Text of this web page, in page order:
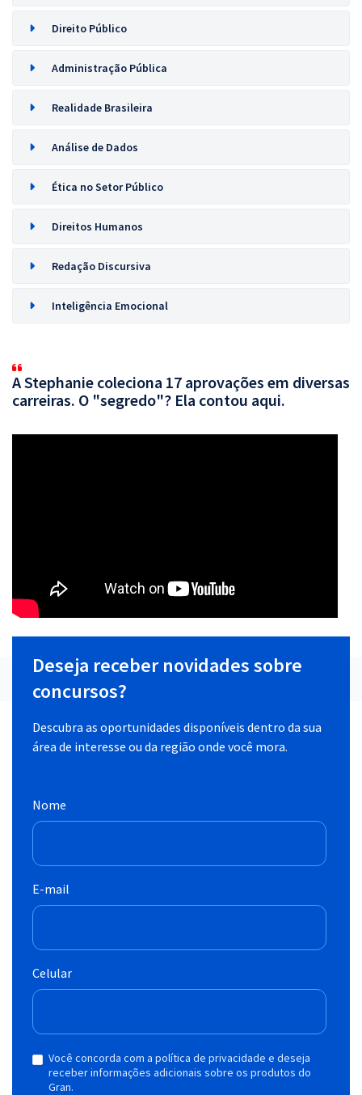
Direito Público
Administração Pública
Realidade Brasileira
Análise de Dados
Ética no Setor Público
Direitos Humanos
Redação Discursiva
Inteligência Emocional
A Stephanie coleciona 17 aprovações em diversas
carreiras. O "segredo"? Ela contou aqui.
Deseja receber novidades sobre
concursos?
Descubra as oportunidades disponíveis dentro da sua
área de interesse ou da região onde você mora.
Nome
E-mail
Celular
Você concorda com a política de privacidade e deseja
receber informações adicionais sobre os produtos do
Gran.